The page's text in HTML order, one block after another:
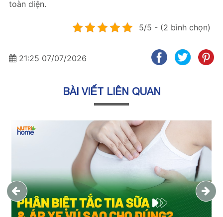
toàn diện.
5/5 - (2 bình chọn)
21:25 07/07/2026
BÀI VIẾT LIÊN QUAN